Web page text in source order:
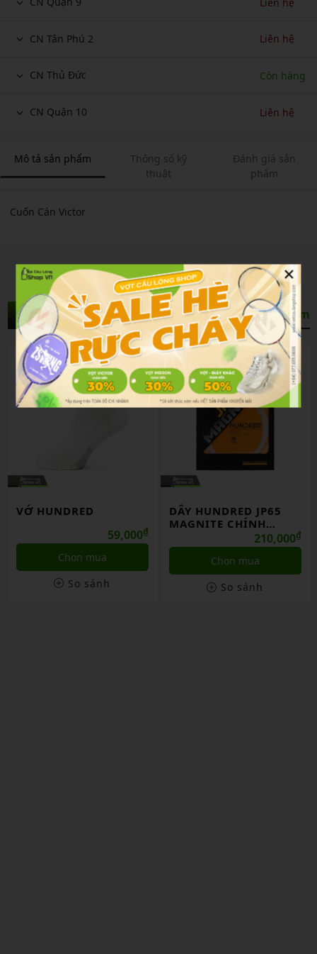
CN Tân Phú 2 Liên hệ
CN Thủ Đức Còn hàng
CN Quận 10 Liên hệ
Mô tả sản phẩm
Thông số kỹ
thuật
Đánh giá sản
phẩm
Cuốn Cán Victor
Sản Phẩm Liên Quan Xem thêm
VỚ HUNDRED
59,000₫
Chọn mua
So sánh
DÂY HUNDRED JP65
MAGNITE CHÍNH
210,000₫
Chọn mua
So sánh
×